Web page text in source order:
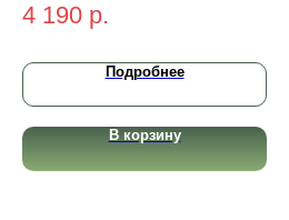
Radiant Complexion
SPF50+ PA+++ (light-
светлый) 50 мл
4 190 р.
Подробнее
В корзину